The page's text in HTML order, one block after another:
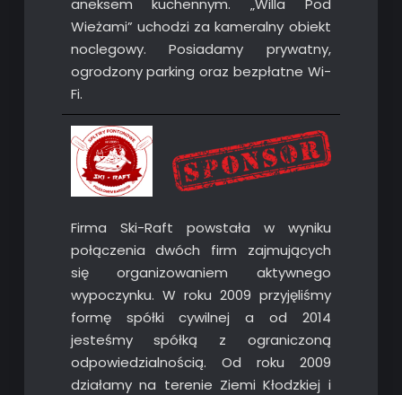
aneksem kuchennym. „Willa Pod
Wieżami” uchodzi za kameralny obiekt
noclegowy. Posiadamy prywatny,
ogrodzony parking oraz bezpłatne Wi-
Fi.
Firma Ski-Raft powstała w wyniku
połączenia dwóch firm zajmujących
się organizowaniem aktywnego
wypoczynku. W roku 2009 przyjęliśmy
formę spółki cywilnej a od 2014
jesteśmy spółką z ograniczoną
odpowiedzialnością. Od roku 2009
działamy na terenie Ziemi Kłodzkiej i